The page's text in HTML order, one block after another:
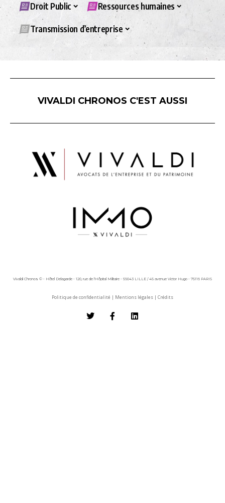
Droit Public Ressources humaines
Transmission d’entreprise
VIVALDI CHRONOS C'EST AUSSI
Vivaldi Chronos © - Hôtel Delagarde - 120, rue de l'Hôpital Militaire - 59043 LILLE / 45 avenue Victor Hugo - 75116 PARIS
Politique de confidentialité | Mentions légales | Crédits